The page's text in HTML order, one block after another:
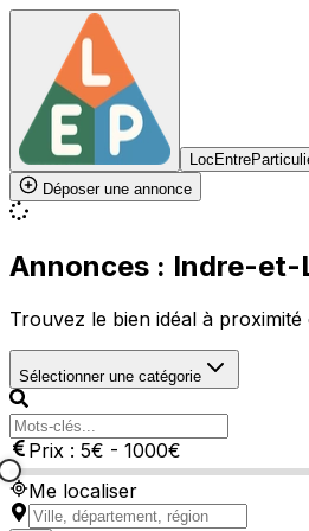
Déposer une annonce
Annonces : Indre-et-
Trouvez le bien idéal à
Sélectionner une catégorie
Prix : 5€ - 1000€
Me localiser